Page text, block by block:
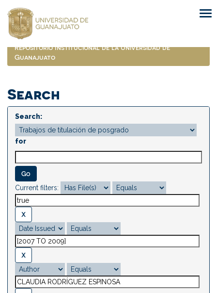
navigation
Repositorio Institucional de la Universidad de
Guanajuato
Search
Search:
for
Current filters: